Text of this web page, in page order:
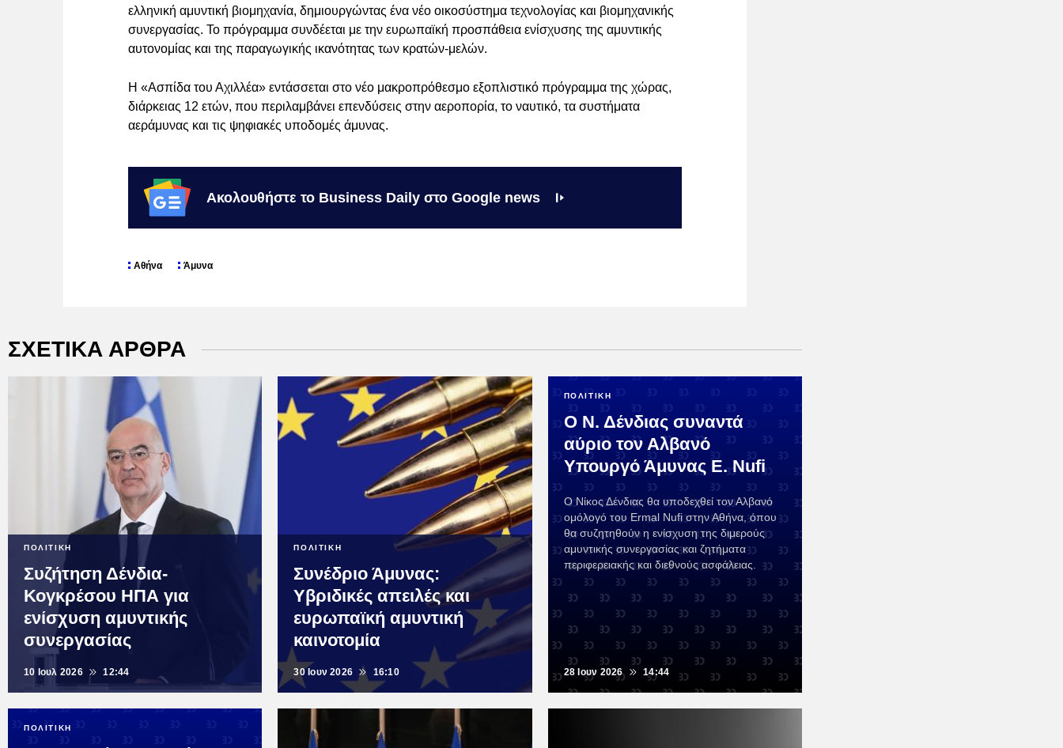
ελληνική αμυντική βιομηχανία, δημιουργώντας ένα νέο οικοσύστημα τεχνολογίας και βιομηχανικής
συνεργασίας. Το πρόγραμμα συνδέεται με την ευρωπαϊκή προσπάθεια ενίσχυσης της αμυντικής
αυτονομίας και της παραγωγικής ικανότητας των κρατών-μελών.
Η «Ασπίδα του Αχιλλέα» εντάσσεται στο νέο μακροπρόθεσμο εξοπλιστικό πρόγραμμα της χώρας,
διάρκειας 12 ετών, που περιλαμβάνει επενδύσεις στην αεροπορία, το ναυτικό, τα συστήματα
αεράμυνας και τις ψηφιακές υποδομές άμυνας.
Ακολουθήστε το Business Daily στο Google news
Αθήνα Άμυνα
ΣΧΕΤΙΚΑ ΑΡΘΡΑ
ΠΟΛΙΤΙΚΗ
Συζήτηση Δένδια-
Κογκρέσου ΗΠΑ για
ενίσχυση αμυντικής
συνεργασίας
10 Ιουλ 2026 12:44
ΠΟΛΙΤΙΚΗ
Συνέδριο Άμυνας:
Υβριδικές απειλές και
ευρωπαϊκή αμυντική
καινοτομία
30 Ιουν 2026 16:10
ΠΟΛΙΤΙΚΗ
Ο Ν. Δένδιας συναντά
αύριο τον Αλβανό
Υπουργό Άμυνας E. Nufi
Ο Νίκος Δένδιας θα υποδεχθεί τον Αλβανό
ομόλογό του Ermal Nufi στην Αθήνα, όπου
θα συζητηθούν η ενίσχυση της διμερούς
αμυντικής συνεργασίας και ζητήματα
περιφερειακής και διεθνούς ασφάλειας.
28 Ιουν 2026 14:44
ΠΟΛΙΤΙΚΗ